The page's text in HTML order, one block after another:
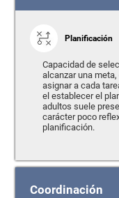
Planificación
Capacidad de
alcanzar una
asignar a cada
el establecer el
adultos suele
carácter poco
planificación.
Coordinación